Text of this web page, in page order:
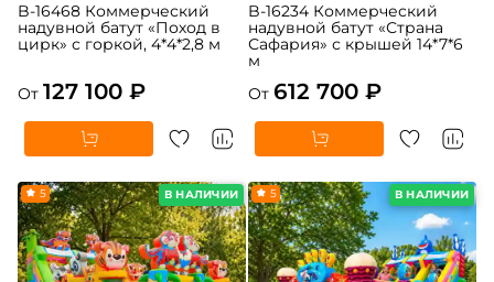
B-16468 Коммерческий
надувной батут «Поход в
цирк» с горкой, 4*4*2,8 м
От 127 100 ₽
B-16234 Коммерческий
надувной батут «Страна
Сафария» с крышей 14*7*6
м
От 612 700 ₽
В НАЛИЧИИ
5 В НАЛИЧИИ
5